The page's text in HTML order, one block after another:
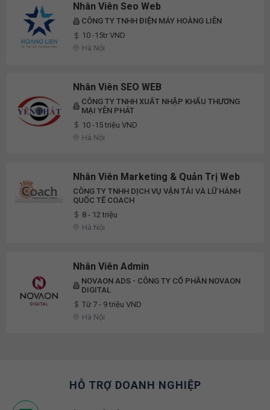
Nhân Viên Seo Web
CÔNG TY TNHH ĐIỆN MÁY HOÀNG LIÊN
10 -15tr VND
Hà Nội
Nhân Viên SEO WEB
CÔNG TY TNHH XUẤT NHẬP KHẨU THƯƠNG
MẠI YÊN PHÁT
10 -15 triệu VND
Hà Nội
Nhân Viên Marketing & Quản Trị Web
CÔNG TY TNHH DỊCH VỤ VẬN TẢI VÀ LỮ HÀNH
QUỐC TẾ COACH
8 - 12 triệu
Hà Nội
Nhân Viên Admin
NOVAON ADS - CÔNG TY CỔ PHẦN NOVAON
DIGITAL
Từ 7 - 9 triệu VND
Hà Nội
HỖ TRỢ DOANH NGHIỆP